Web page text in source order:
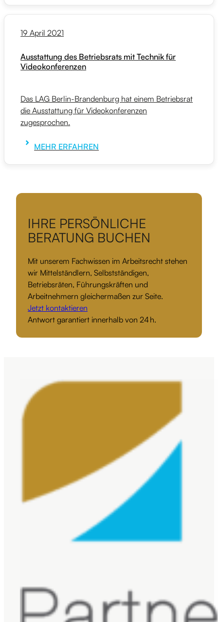
19 April 2021
Ausstattung des Betriebsrats mit Technik für
Videokonferenzen
Das LAG Berlin-Brandenburg hat einem Betriebsrat
die Ausstattung für Videokonferenzen
zugesprochen.
MEHR ERFAHREN
IHRE PERSÖNLICHE
BERATUNG BUCHEN
Mit unserem Fachwissen im Arbeitsrecht stehen
wir Mittelständlern, Selbstständigen,
Betriebsräten, Führungskräften und
Arbeitnehmern gleichermaßen zur Seite.
Jetzt kontaktieren
Antwort garantiert innerhalb von 24 h.